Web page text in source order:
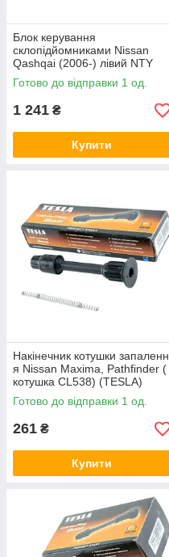
Блок керування
склопідйомниками Nissan
Qashqai (2006-) лівий NTY
Готово до відправки 1 од.
1 241 ₴
Купити
Накінечник котушки запаленн
я Nissan Maxima, Pathfinder (
котушка CL538) (TESLA)
Готово до відправки 1 од.
261 ₴
Купити